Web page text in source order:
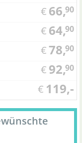
€ 66,90
€ 64,90
€78,90
€ 92,90
€ 119,-